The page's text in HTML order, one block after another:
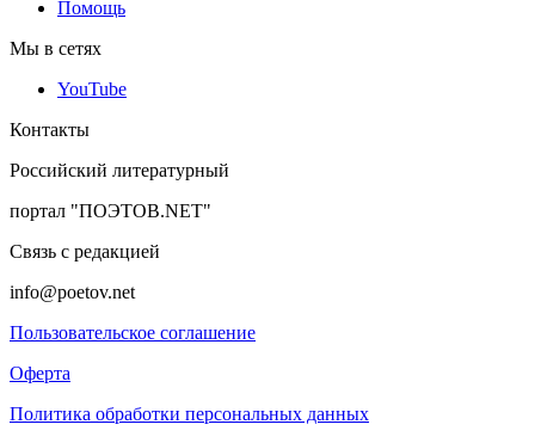
Помощь
Мы в сетях
YouTube
Контакты
Российский литературный
портал "ПОЭТОВ.NET"
Связь с редакцией
info@poetov.net
Пользовательское соглашение
Оферта
Политика обработки персональных данных